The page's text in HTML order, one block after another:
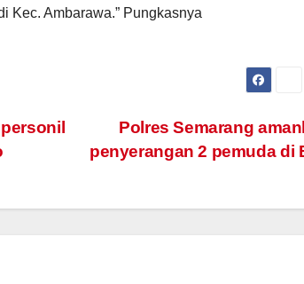
Kec. Ambarawa.” Pungkasnya
Polres Semarang
penyerangan 2 pemuda di